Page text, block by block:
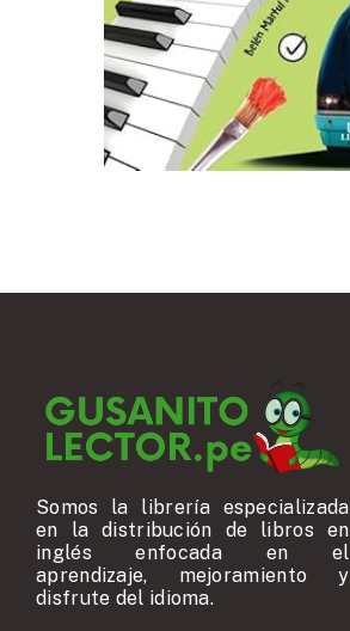
Somos la librería especializada
en la distribución de libros en
inglés enfocada en el
aprendizaje, mejoramiento y
disfrute del idioma.